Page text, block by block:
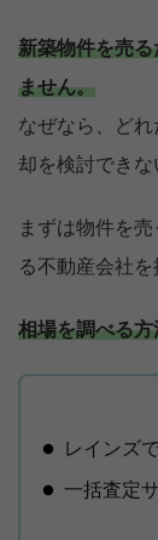
新築物件を売
ません。
なぜなら、ど
却を検討できな
まずは物件を
る不動産会社を
相場を調べる
レインズ
一括査定